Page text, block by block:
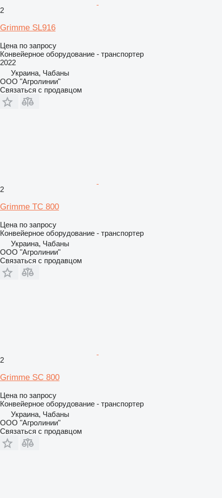
2
Grimme SL916
Цена по запросу
Конвейерное оборудование - транспортер
2022
Украина, Чабаны
ООО "Агролинии"
Связаться с продавцом
2
Grimme TC 800
Цена по запросу
Конвейерное оборудование - транспортер
Украина, Чабаны
ООО "Агролинии"
Связаться с продавцом
2
Grimme SC 800
Цена по запросу
Конвейерное оборудование - транспортер
Украина, Чабаны
ООО "Агролинии"
Связаться с продавцом